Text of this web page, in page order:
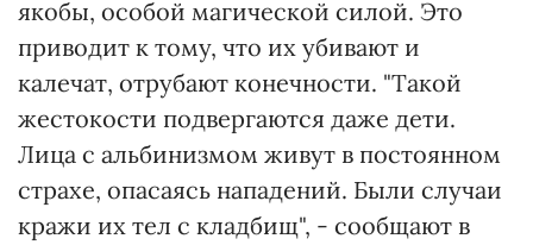
якобы, особой магической силой. Это
приводит к тому, что их убивают и
калечат, отрубают конечности. "Такой
жестокости подвергаются даже дети.
Лица с альбинизмом живут в постоянном
страхе, опасаясь нападений. Были случаи
кражи их тел с кладбищ", - сообщают в